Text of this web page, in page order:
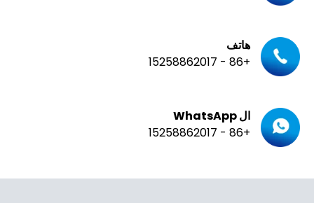
هاتف
+86 - 15258862017
ال WhatsApp
+86 - 15258862017